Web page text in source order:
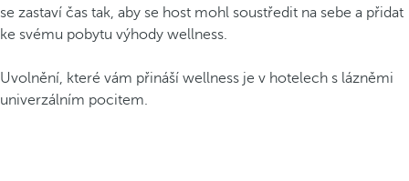
se zastaví čas tak, aby se host mohl soustředit na sebe a přidat
ke svému pobytu výhody wellness.
Uvolnění, které vám přináší wellness je v hotelech s lázněmi
univerzálním pocitem.